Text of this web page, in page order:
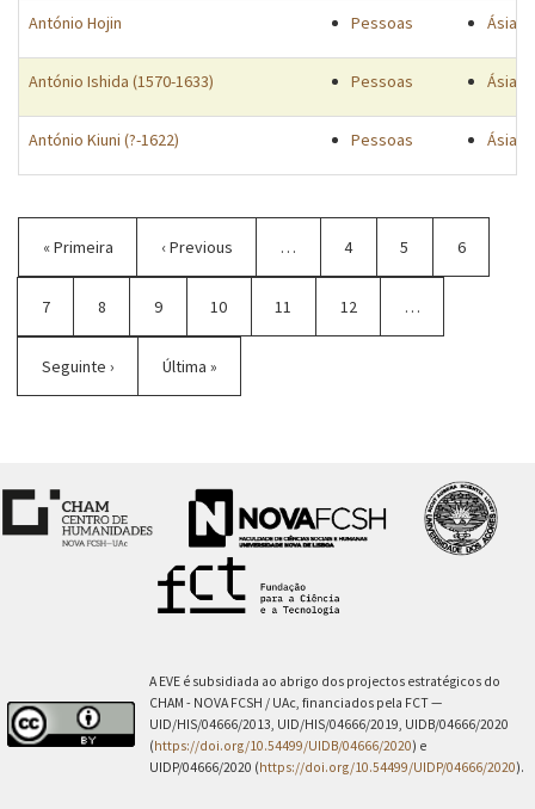
António Hojin Pessoas Ásia
António Ishida (1570-1633) Pessoas Ásia
António Kiuni (?-1622) Pessoas Ásia
Paginação
Primeira
página
« Primeira
Página
anterior
‹ Previous … Página
4 Página
5 Página
6
Página
7
Página
atual
8 Página
9 Página
10 Página
11 Página
12 …
Próxima
página
Seguinte ›
Última
página
Última »
A EVE é subsidiada ao abrigo dos projectos estratégicos do
CHAM - NOVA FCSH / UAc, financiados pela FCT —
UID/HIS/04666/2013, UID/HIS/04666/2019, UIDB/04666/2020
(https://doi.org/10.54499/UIDB/04666/2020) e
UIDP/04666/2020 (https://doi.org/10.54499/UIDP/04666/2020).